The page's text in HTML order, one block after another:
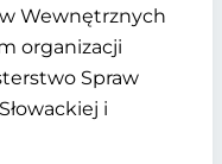
Wewnętrznych
organizacji
Spraw
i